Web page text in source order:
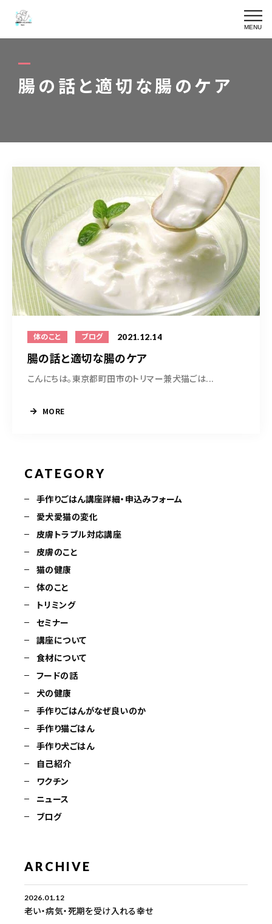
MENU
腸の話と適切な腸のケア
体のこと ブログ 2021.12.14
腸の話と適切な腸のケア
こんにちは。東京都町田市のトリマー兼犬猫ごは...
MORE
CATEGORY
手作りごはん講座詳細・申込みフォーム
愛犬愛猫の変化
皮膚トラブル対応講座
皮膚のこと
猫の健康
体のこと
トリミング
セミナー
講座について
食材について
フードの話
犬の健康
手作りごはんがなぜ良いのか
手作り猫ごはん
手作り犬ごはん
自己紹介
ワクチン
ニュース
ブログ
ARCHIVE
2026.01.12
老い・病気・死期を受け入れる幸せ
SKIN CARE
TRIMMING
皮膚専門メニュー一覧
ゆるりんケア
OWNER
オーナー
BLOG
ブログ
ACCESS
アクセス
10：00～17：00（日・木曜定休）
トリミング中は電話に出られないため、可能な限り公式LINEからのご
予約をお願いいたします（ホーム画面下の小さなLINEマークより）
お問い合わせ(24時間以内に返信がない場合は公式